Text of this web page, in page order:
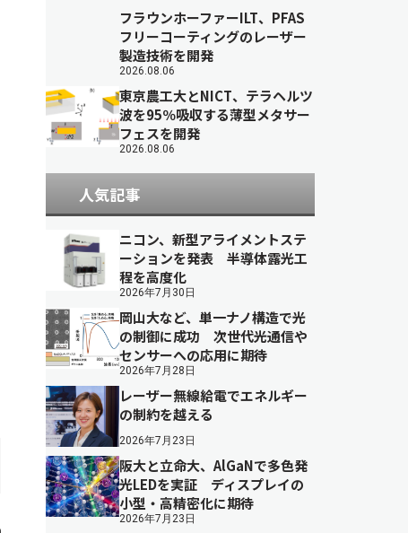
フラウンホーファーILT、PFAS
フリーコーティングのレーザー
製造技術を開発
2026.08.06
東京農工大とNICT、テラヘルツ
波を95％吸収する薄型メタサー
フェスを開発
2026.08.06
人気記事
ニコン、新型アライメントステ
ーションを発表 半導体露光工
程を高度化
2026年7月30日
岡山大など、単一ナノ構造で光
の制御に成功 次世代光通信や
センサーへの応用に期待
2026年7月28日
レーザー無線給電でエネルギー
の制約を越える
2026年7月23日
阪大と立命大、AlGaNで多色発
光LEDを実証 ディスプレイの
小型・高精密化に期待
2026年7月23日